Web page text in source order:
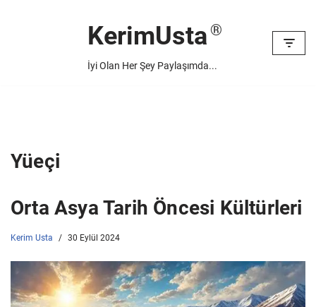
KerimUsta
İyi Olan Her Şey Paylaşımda...
Yüeçi
Orta Asya Tarih Öncesi Kültürleri
Kerim Usta 30 Eylül 2024